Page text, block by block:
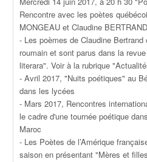
Rencontre avec les poètes
MONGEAU et Claudine
- Les poèmes de Claudine
roumain et sont parus dans la
literara". Voir à la rubrique
- Avril 2017, "Nuits poétiques" au
dans les lycées
- Mars 2017, Rencontres
le cadre d'une tournée poétique
Maroc
- Les Poètes de l’Amérique
saison en présentant "Mères et